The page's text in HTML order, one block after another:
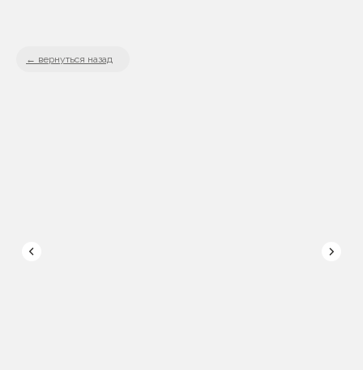
вернуться назад